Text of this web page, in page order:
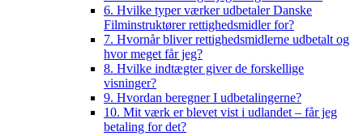
6. Hvilke typer værker udbetaler Danske
Filminstruktører rettighedsmidler for?
7. Hvornår bliver rettighedsmidlerne udbetalt og
hvor meget får jeg?
8. Hvilke indtægter giver de forskellige
visninger?
9. Hvordan beregner I udbetalingerne?
10. Mit værk er blevet vist i udlandet – får jeg
betaling for det?